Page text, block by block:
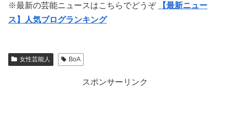
※最新の芸能ニュースはこちらでどうぞ
【最新ニュー
ス】人気ブログランキング
女性芸能人 BoA
スポンサーリンク